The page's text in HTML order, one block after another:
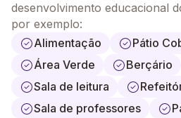
afetivo!
"Matrículas Abertas! Venha
família e proporcionar ao
acolhedor, divertido e cheio
desenvolvimento educacional
por exemplo:
Alimentação
Pátio
Área Verde
Berçário
Sala de leitura
Sala de professores